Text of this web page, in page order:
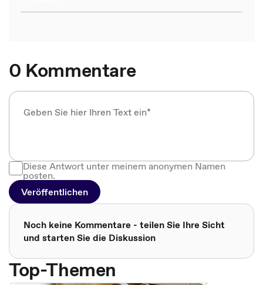
0 Kommentare
Diese Antwort unter meinem anonymen Namen
posten.
Veröffentlichen
Noch keine Kommentare - teilen Sie Ihre Sicht
und starten Sie die Diskussion
Top-Themen